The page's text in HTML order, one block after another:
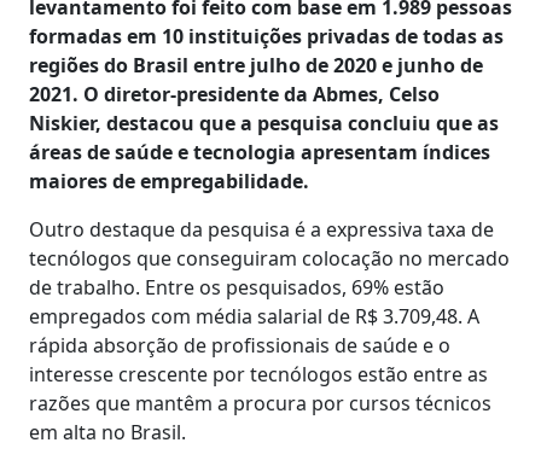
levantamento foi feito com base em 1.989 pessoas
formadas em 10 instituições privadas de todas as
regiões do Brasil entre julho de 2020 e junho de
2021. O diretor-presidente da Abmes, Celso
Niskier, destacou que a pesquisa concluiu que as
áreas de saúde e tecnologia apresentam índices
maiores de empregabilidade.
Outro destaque da pesquisa é a expressiva taxa de
tecnólogos que conseguiram colocação no mercado
de trabalho. Entre os pesquisados, 69% estão
empregados com média salarial de R$ 3.709,48. A
rápida absorção de profissionais de saúde e o
interesse crescente por tecnólogos estão entre as
razões que mantêm a procura por cursos técnicos
em alta no Brasil.